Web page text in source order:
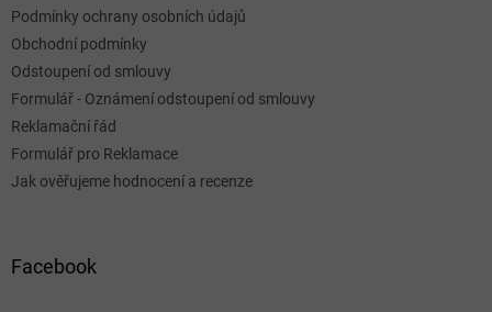
Podmínky ochrany osobních údajů
Obchodní podmínky
Odstoupení od smlouvy
Formulář - Oznámení odstoupení od smlouvy
Reklamační řád
Formulář pro Reklamace
Jak ověřujeme hodnocení a recenze
Facebook